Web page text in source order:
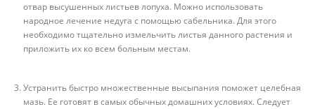
отвар высушенных листьев лопуха. Можно использовать
народное лечение недуга с помощью сабельника. Для этого
необходимо тщательно измельчить листья данного растения и
приложить их ко всем больным местам.
Устранить быстро множественные высыпания поможет целебная
мазь. Ее готовят в самых обычных домашних условиях. Следует